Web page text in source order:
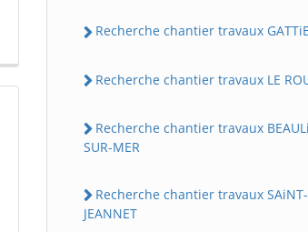
Recherche chantier travaux
Recherche chantier travaux LE
Recherche chantier travaux
SUR-MER
Recherche chantier travaux SAiNT-
JEANNET